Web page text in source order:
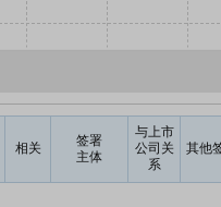
相关
签署
主体
与上市
公司关
系
其他